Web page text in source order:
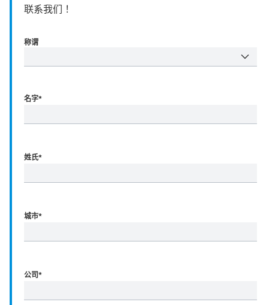
联系我们！
称谓
名字*
姓氏*
城市*
公司*